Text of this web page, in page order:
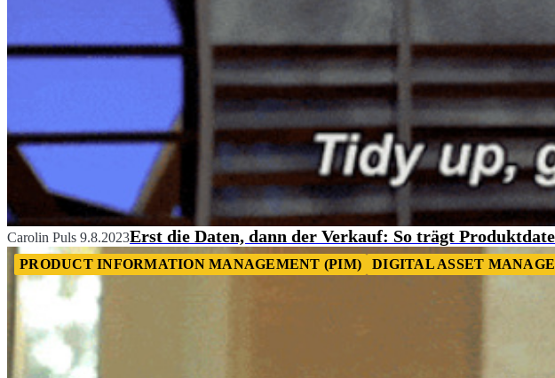
Carolin Puls 9.8.2023Erst die Daten, dann der Verkauf: So trägt
PRODUCT INFORMATION MANAGEMENT (PIM) DIGITAL ASSET